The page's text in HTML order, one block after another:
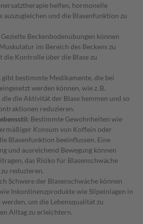
helfen, hormonelle
auszugleichen und die Blasenfunktion zu
Gezielte Beckenbodenübungen können
im Bereich des Beckens zu
die Kontrolle über die Blase zu
gibt bestimmte Medikamente, die bei
werden können, wie z. B.
die Aktivität der Blase hemmen und so
reduzieren.
Bestimmte Gewohnheiten wie
Konsum von Koffein oder
Blasenfunktion beeinflussen. Eine
und ausreichend Bewegung können
das Risiko für Blasenschwäche
reduzieren.
Schwere der Blasenschwäche können
Inkontinenzprodukte wie Slipeinlagen in
werden, um die Lebensqualität zu
Alltag zu erleichtern.